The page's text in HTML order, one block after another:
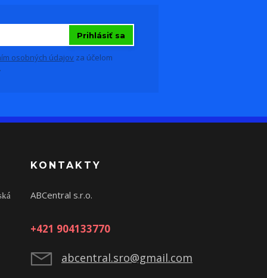
Prihlásiť sa
osobných údajov za účelom
KONTAKTY
ABCentral s.r.o.
+421 904133770
abcentral.sro@gmail.com